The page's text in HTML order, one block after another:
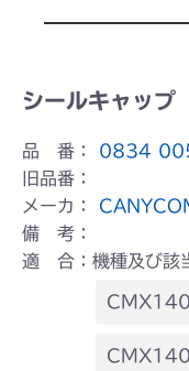
シールキャップ
品 番： 0834
旧品番：
メーカ：
備 考：
適 合：機種及び該
フロ